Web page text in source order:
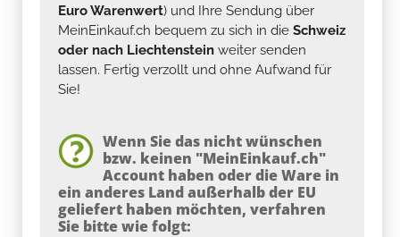
Euro Warenwert) und Ihre Sendung über
MeinEinkauf.ch bequem zu sich in die Schweiz
oder nach Liechtenstein weiter senden
lassen. Fertig verzollt und ohne Aufwand für
Sie!
Wenn Sie das nicht wünschen
bzw. keinen "MeinEinkauf.ch"
Account haben oder die Ware in
ein anderes Land außerhalb der EU
geliefert haben möchten, verfahren
Sie bitte wie folgt: